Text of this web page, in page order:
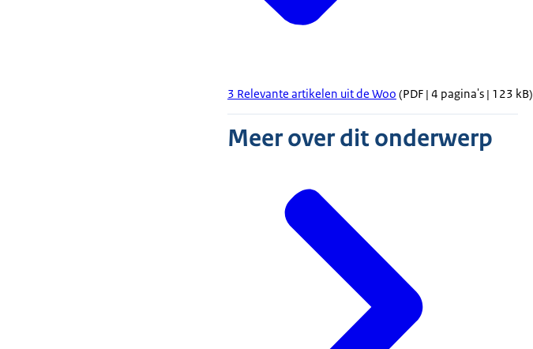
3 Relevante artikelen uit de Woo (PDF | 4 pagina's | 123 kB)
Meer over dit onderwerp